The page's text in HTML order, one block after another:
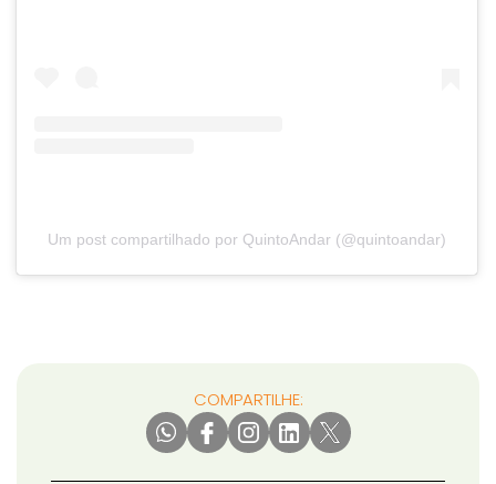
Um post compartilhado por QuintoAndar (@quintoandar)
COMPARTILHE: